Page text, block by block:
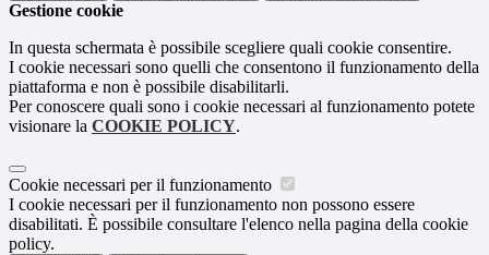
Gestione cookie
In questa schermata è possibile scegliere quali cookie consentire.
I cookie necessari sono quelli che consentono il funzionamento della
piattaforma e non è possibile disabilitarli.
Per conoscere quali sono i cookie necessari al funzionamento potete
visionare la COOKIE POLICY.
Cookie necessari per il funzionamento
I cookie necessari per il funzionamento non possono essere
disabilitati. È possibile consultare l'elenco nella pagina della cookie
policy.